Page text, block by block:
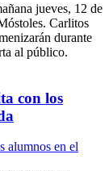
jueves, 12 de
Carlitos
durante
al público.
con los